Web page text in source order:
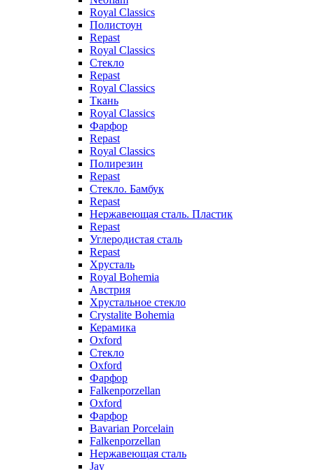
Royal Classics
Полистоун
Repast
Royal Classics
Стекло
Repast
Royal Classics
Ткань
Royal Classics
Фарфор
Repast
Royal Classics
Полирезин
Repast
Стекло. Бамбук
Repast
Нержавеющая сталь. Пластик
Repast
Углеродистая сталь
Repast
Хрусталь
Royal Bohemia
Австрия
Хрустальное стекло
Crystalite Bohemia
Керамика
Oxford
Стекло
Oxford
Фарфор
Falkenporzellan
Oxford
Фарфор
Bavarian Porcelain
Falkenporzellan
Нержавеющая сталь
Jay